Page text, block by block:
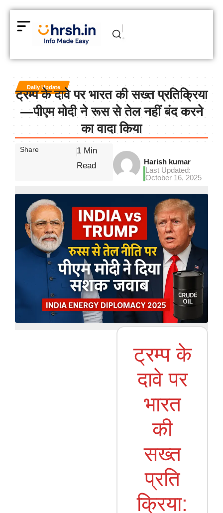
Daily Update
ट्रम्‍प के दावे पर भारत की सख्त प्रतिक्रिया
—पीएम मोदी ने रूस से तेल नहीं बंद करने
का वादा किया
Harish kumar
Last Updated:
October 16, 2025
Share
1 Min
Read
ट्रम्प के
दावे पर
भारत
की
सख्त
प्रति
क्रिया: